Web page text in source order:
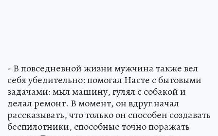
- В повседневной жизни мужчина также вел
себя убедительно: помогал Насте с бытовыми
задачами: мыл машину, гулял с собакой и
делал ремонт. В момент, он вдруг начал
рассказывать, что только он способен создавать
беспилотники, способные точно поражать